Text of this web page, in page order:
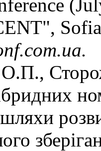
.
О.П.,